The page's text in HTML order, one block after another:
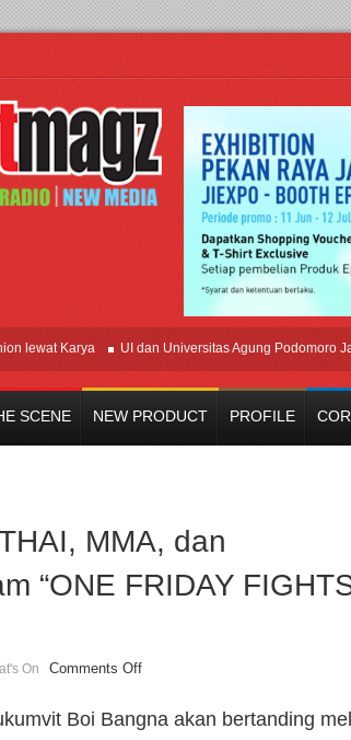
Karya UI dan Universitas Agung Podomoro Jalin
SCENE NEW PRODUCT PROFILE
MMA, dan
“ONE FRIDAY
On Comments Off
Boi Bangna akan bertanding